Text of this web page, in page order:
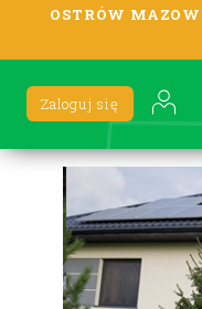
OSTRÓW
Zaloguj się